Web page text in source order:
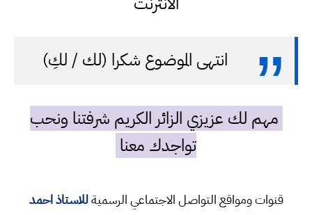
انتهى الموضوع شكرا (لك / لكِ)
مهم لك عزيزي الزائر الكريم شرفتنا ونحب
تواجدك معنا
قنوات ومواقع التواصل الاجتماعي الرسميةللاستاذ احمد